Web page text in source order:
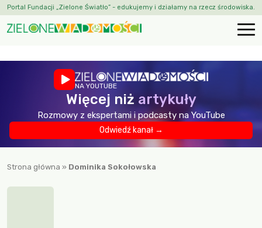
Portal Fundacji „Zielone Światło” - edukujemy i działamy na rzecz środowiska.
NA YOUTUBE
Więcej niż artykuły
Rozmowy z ekspertami i podcasty na YouTube
Odwiedź kanał →
Strona główna » Dominika Sokołowska